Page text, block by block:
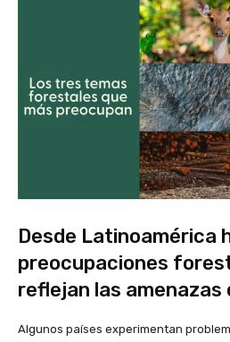
Desde Latinoamérica
preocupaciones
reflejan las amenazas
Algunos países experimentan